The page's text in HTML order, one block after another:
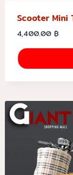
Scooter Mini
4,400.00 ฿